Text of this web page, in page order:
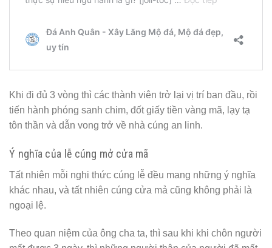
Khi đi đủ 3 vòng thì các thành viên trở lại vị trí ban đầu, rồi
tiến hành phóng sanh chim, đốt giấy tiền vàng mã, lạy tạ
tôn thần và dẫn vong trở về nhà cúng an linh.
Ý nghĩa của lễ cúng mở cửa mã
Tất nhiên mỗi nghi thức cúng lễ đều mang những ý nghĩa
khác nhau, và tất nhiên cúng cửa mả cũng không phải là
ngoại lệ.
Theo quan niệm của ông cha ta, thì sau khi khi chôn người